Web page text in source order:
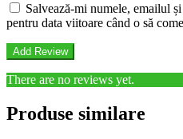
Salvează-mi numele, emailul
pentru data viitoare când o să
There are no reviews yet.
Produse similare